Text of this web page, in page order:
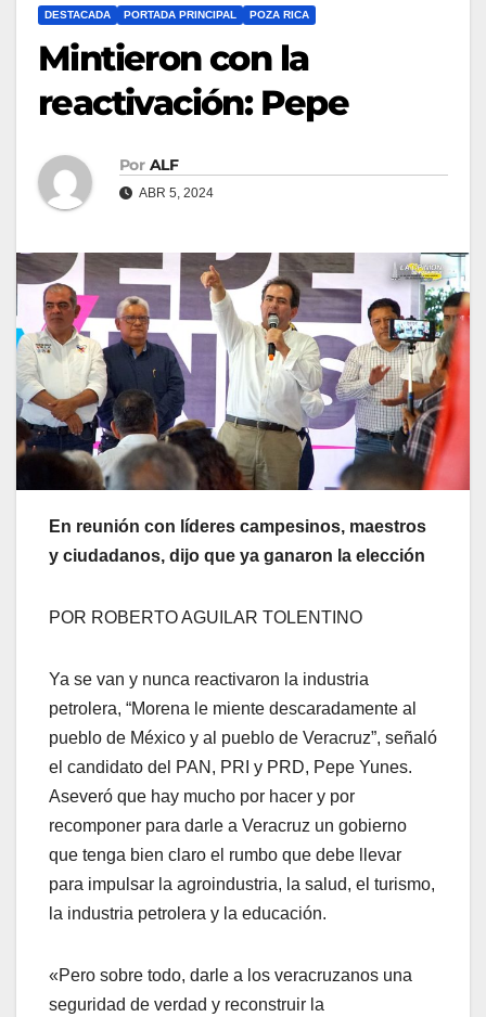
DESTACADA PORTADA PRINCIPAL POZA RICA
Mintieron con la
reactivación: Pepe
Por ALF
ABR 5, 2024
En reunión con líderes campesinos, maestros
y ciudadanos, dijo que ya ganaron la elección
POR ROBERTO AGUILAR TOLENTINO
Ya se van y nunca reactivaron la industria
petrolera, “Morena le miente descaradamente al
pueblo de México y al pueblo de Veracruz”, señaló
el candidato del PAN, PRI y PRD, Pepe Yunes.
Aseveró que hay mucho por hacer y por
recomponer para darle a Veracruz un gobierno
que tenga bien claro el rumbo que debe llevar
para impulsar la agroindustria, la salud, el turismo,
la industria petrolera y la educación.
«Pero sobre todo, darle a los veracruzanos una
seguridad de verdad y reconstruir la